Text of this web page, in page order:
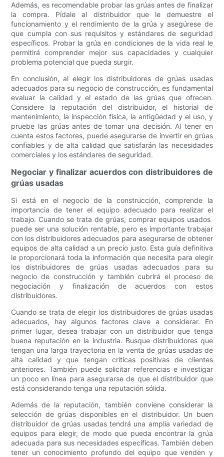
Además, es recomendable probar las grúas antes de finalizar
la compra. Pídale al distribuidor que le demuestre el
funcionamiento y el rendimiento de la grúa y asegúrese de
que cumpla con sus requisitos y estándares de seguridad
específicos. Probar la grúa en condiciones de la vida real le
permitirá comprender mejor sus capacidades y cualquier
problema potencial que pueda surgir.
En conclusión, al elegir los distribuidores de grúas usadas
adecuados para su negocio de construcción, es fundamental
evaluar la calidad y el estado de las grúas que ofrecen.
Considere la reputación del distribuidor, el historial de
mantenimiento, la inspección física, la antigüedad y el uso, y
pruebe las grúas antes de tomar una decisión. Al tener en
cuenta estos factores, puede asegurarse de invertir en grúas
confiables y de alta calidad que satisfarán las necesidades
comerciales y los estándares de seguridad.
Negociar y finalizar acuerdos con distribuidores de
grúas usadas
Si está en el negocio de la construcción, comprende la
importancia de tener el equipo adecuado para realizar el
trabajo. Cuando se trata de grúas, comprar equipos usados ​​
puede ser una solución rentable, pero es importante trabajar
con los distribuidores adecuados para asegurarse de obtener
equipos de alta calidad a un precio justo. Esta guía definitiva
le proporcionará toda la información que necesita para elegir
los distribuidores de grúas usadas adecuados para su
negocio de construcción y también cubrirá el proceso de
negociación y finalización de acuerdos con estos
distribuidores.
Cuando se trata de elegir los distribuidores de grúas usadas
adecuados, hay algunos factores clave a considerar. En
primer lugar, desea trabajar con un distribuidor que tenga
buena reputación en la industria. Busque distribuidores que
tengan una larga trayectoria en la venta de grúas usadas de
alta calidad y que tengan críticas positivas de clientes
anteriores. También puede solicitar referencias e investigar
un poco en línea para asegurarse de que el distribuidor que
está considerando tenga una reputación sólida.
Además de la reputación, también conviene considerar la
selección de grúas disponibles en el distribuidor. Un buen
distribuidor de grúas usadas tendrá una amplia variedad de
equipos para elegir, de modo que pueda encontrar la grúa
adecuada para sus necesidades específicas. También deben
tener un conocimiento profundo del equipo que venden y